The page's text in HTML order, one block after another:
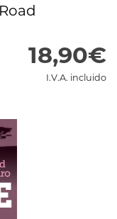
18,90€
I.V.A. incluido